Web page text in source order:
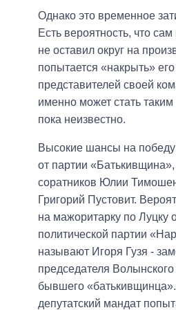
Однако это временное
Есть вероятность, что
не оставил округ на
попытается «накрыть»
представителей своей
именно может стать
пока неизвестно.
Высокие шансы на победу
от партии
соратников Юлии
Григорий Пустовит.
на мажоритарку по Луцку
политической партии
называют Игоря Гузя -
председателя Волынского
бывшего
депутатский мандат